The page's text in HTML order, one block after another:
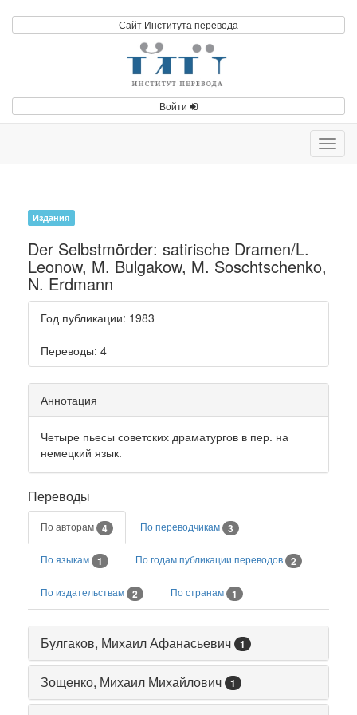
Сайт Института перевода
Войти
Издания
Der Selbstmörder: satirische Dramen/L.
Leonow, M. Bulgakow, M. Soschtschenko,
N. Erdmann
Год публикации: 1983
Переводы: 4
Аннотация
Четыре пьесы советских драматургов в пер. на
немецкий язык.
Переводы
По авторам 4 По переводчикам 3
По языкам 1 По годам публикации переводов 2
По издательствам 2 По странам 1
Булгаков, Михаил Афанасьевич 1
Зощенко, Михаил Михайлович 1